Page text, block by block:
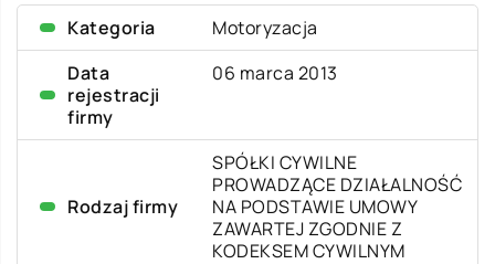
Kategoria
Motoryzacja
Data
rejestracji
firmy
06 marca 2013
Rodzaj firmy
SPÓŁKI CYWILNE
PROWADZĄCE DZIAŁALNOŚĆ
NA PODSTAWIE UMOWY
ZAWARTEJ ZGODNIE Z
KODEKSEM CYWILNYM